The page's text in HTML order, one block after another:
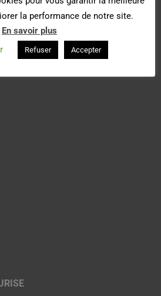
la performance de notre site.
En savoir plus
Refuser Accepter